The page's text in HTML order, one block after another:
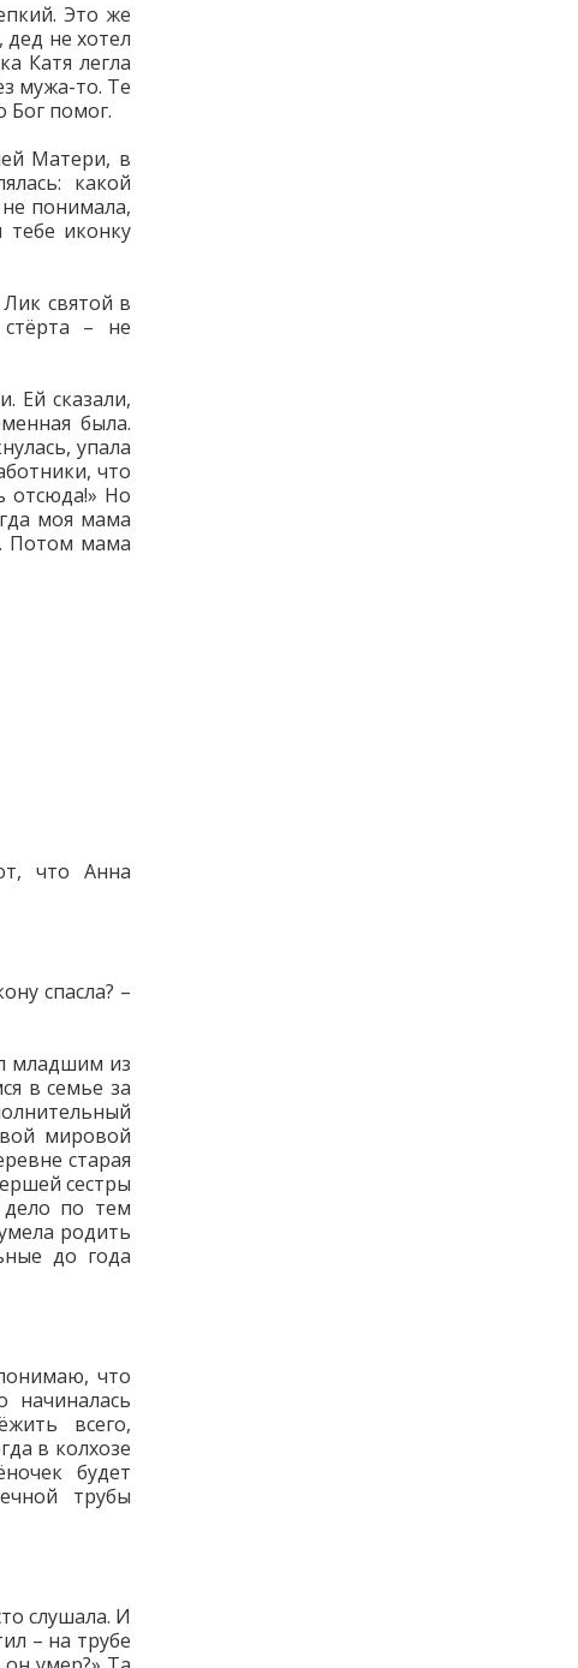
Это же
не хотел
Катя легла
мужа-то. Те
Бог помог.
Матери, в
какой
понимала,
иконку
святой в
– не
Ей сказали,
была.
упала
что
отсюда!» Но
моя мама
Потом мама
что Анна
спасла? –
младшим из
в семье за
мировой
старая
сестры
дело по тем
родить
до года
что
всего,
в колхозе
будет
трубы
слушала. И
– на трубе